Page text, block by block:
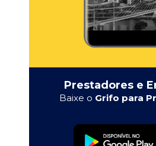
Prestadores e
Baixe o Grifo para